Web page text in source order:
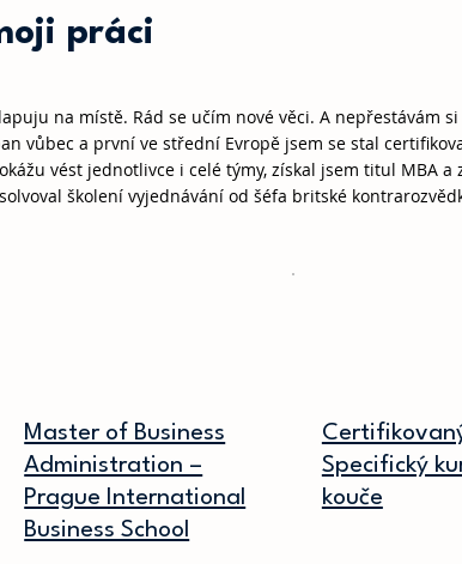
práci
na místě. Rád se učím nové věci. A nepřestávám si
vůbec a první ve střední Evropě jsem se stal
vést jednotlivce i celé týmy, získal jsem titul MBA a
školení vyjednávání od šéfa britské
Master of Business
Administration –
Prague International
Business School
Specifický
kouče